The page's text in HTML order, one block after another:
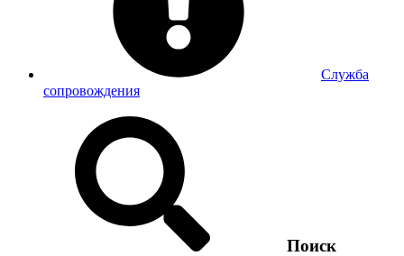
Служба
сопровождения
Поиск